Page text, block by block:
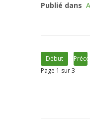
Publié dans
Début
Page 1 sur 3